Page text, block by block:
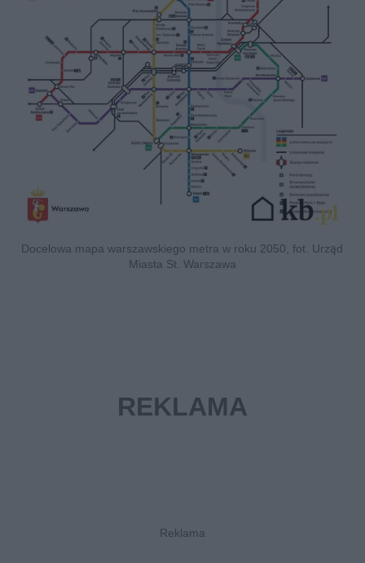
Docelowa mapa warszawskiego metra w roku 2050, fot. Urząd
Miasta St. Warszawa